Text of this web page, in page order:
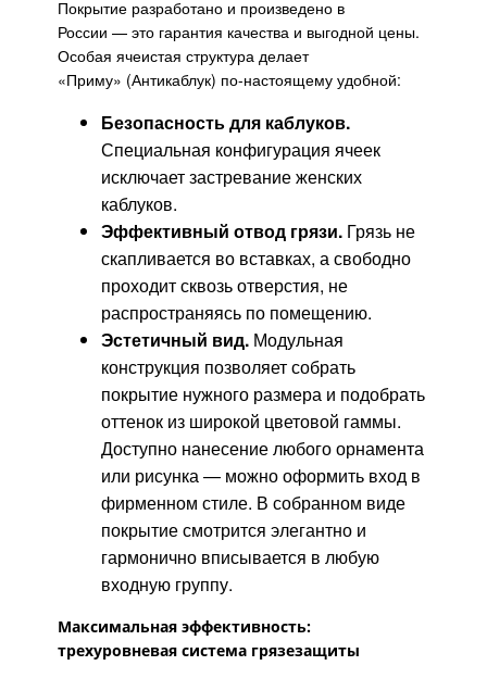
Покрытие разработано и произведено в
России — это гарантия качества и выгодной цены.
Особая ячеистая структура делает
«Приму» (Антикаблук) по-настоящему удобной:
Безопасность для каблуков.
Специальная конфигурация ячеек
исключает застревание женских
каблуков.
Эффективный отвод грязи. Грязь не
скапливается во вставках, а свободно
проходит сквозь отверстия, не
распространяясь по помещению.
Эстетичный вид. Модульная
конструкция позволяет собрать
покрытие нужного размера и подобрать
оттенок из широкой цветовой гаммы.
Доступно нанесение любого орнамента
или рисунка — можно оформить вход в
фирменном стиле. В собранном виде
покрытие смотрится элегантно и
гармонично вписывается в любую
входную группу.
Максимальная эффективность:
трехуровневая система грязезащиты